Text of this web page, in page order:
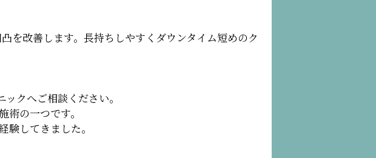
を改善します。長持ちしやすくダウンタイム短めのク
クへご相談ください。
の一つです。
してきました。